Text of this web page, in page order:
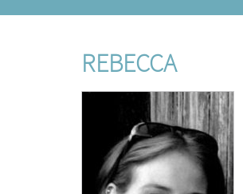
REBECCA